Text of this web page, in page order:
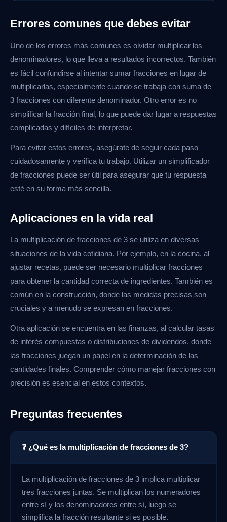
Errores comunes que debes evitar
Uno de los errores más comunes es olvidar multiplicar los
denominadores, lo que lleva a resultados incorrectos. También
es fácil confundirse al intentar sumar fracciones en lugar de
multiplicarlas, especialmente cuando se trabaja con suma de
3 fracciones con diferente denominador. Otro error es no
simplificar la fracción final, lo que puede dar lugar a respuestas
complicadas y difíciles de interpretar.
Para evitar estos errores, asegúrate de seguir cada paso
cuidadosamente y verifica tu trabajo. Utilizar un simplificador
de fracciones puede ser útil para asegurar que tu respuesta
esté en su forma más sencilla.
Aplicaciones en la vida real
La multiplicación de fracciones de 3 se utiliza en diversas
situaciones de la vida cotidiana. Por ejemplo, en la cocina, al
ajustar recetas, puede ser necesario multiplicar fracciones
para obtener la cantidad correcta de ingredientes. También es
común en la construcción, donde las medidas precisas son
cruciales y a menudo se expresan en fracciones.
Otra aplicación se encuentra en las finanzas, al calcular tasas
de interés compuestas o distribuciones de dividendos, donde
las fracciones juegan un papel en la determinación de las
cantidades finales. Comprender cómo manejar fracciones con
precisión es esencial en estos contextos.
Preguntas frecuentes
❓ ¿Qué es la multiplicación de fracciones de 3?
La multiplicación de fracciones de 3 implica multiplicar
tres fracciones juntas. Se multiplican los numeradores
entre sí y los denominadores entre sí, luego se
simplifica la fracción resultante si es posible.